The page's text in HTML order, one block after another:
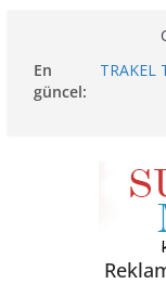
content
En
güncel:
TRAKEL
24